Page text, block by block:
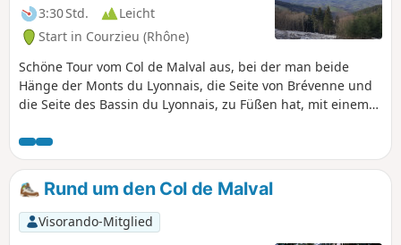
3:30 Std.
Leicht
Start in Courzieu (Rhône)
Schöne Tour vom Col de Malval aus, bei der man beide
Hänge der Monts du Lyonnais, die Seite von Brévenne und
die Seite des Bassin du Lyonnais, zu Füßen hat, mit einem
auf die Alpen im Osten, wenn das Wetter klar ist.
Anstrengender Aufstieg zwischen km 3 und 6.
Rund um den Col de Malval
Visorando-Mitglied